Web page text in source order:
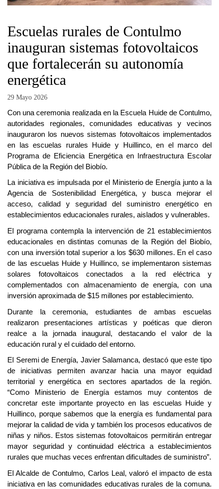
Escuelas rurales de Contulmo
inauguran sistemas fotovoltaicos
que fortalecerán su autonomía
energética
29 Mayo 2026
Con una ceremonia realizada en la Escuela Huide de Contulmo,
autoridades regionales, comunidades educativas y vecinos
inauguraron los nuevos sistemas fotovoltaicos implementados
en las escuelas rurales Huide y Huillinco, en el marco del
Programa de Eficiencia Energética en Infraestructura Escolar
Pública de la Región del Biobío.
La iniciativa es impulsada por el Ministerio de Energía junto a la
Agencia de Sostenibilidad Energética, y busca mejorar el
acceso, calidad y seguridad del suministro energético en
establecimientos educacionales rurales, aislados y vulnerables.
El programa contempla la intervención de 21 establecimientos
educacionales en distintas comunas de la Región del Biobío,
con una inversión total superior a los $630 millones. En el caso
de las escuelas Huide y Huillinco, se implementaron sistemas
solares fotovoltaicos conectados a la red eléctrica y
complementados con almacenamiento de energía, con una
inversión aproximada de $15 millones por establecimiento.
Durante la ceremonia, estudiantes de ambas escuelas
realizaron presentaciones artísticas y poéticas que dieron
realce a la jornada inaugural, destacando el valor de la
educación rural y el cuidado del entorno.
El Seremi de Energía, Javier Salamanca, destacó que este tipo
de iniciativas permiten avanzar hacia una mayor equidad
territorial y energética en sectores apartados de la región.
“Como Ministerio de Energía estamos muy contentos de
concretar este importante proyecto en las escuelas Huide y
Huillinco, porque sabemos que la energía es fundamental para
mejorar la calidad de vida y también los procesos educativos de
niñas y niños. Estos sistemas fotovoltaicos permitirán entregar
mayor seguridad y continuidad eléctrica a establecimientos
rurales que muchas veces enfrentan dificultades de suministro”.
El Alcalde de Contulmo, Carlos Leal, valoró el impacto de esta
iniciativa en las comunidades educativas rurales de la comuna.